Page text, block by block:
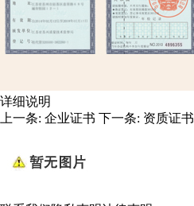
详细说明
上一条: 企业证书 下一条: 资质证书